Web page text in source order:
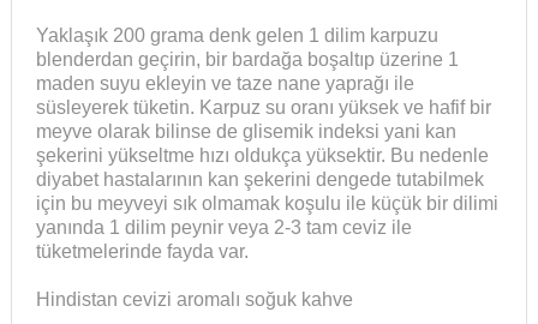
Yaklaşık 200 grama denk gelen 1 dilim karpuzu
blenderdan geçirin, bir bardağa boşaltıp üzerine 1
maden suyu ekleyin ve taze nane yaprağı ile
süsleyerek tüketin. Karpuz su oranı yüksek ve hafif bir
meyve olarak bilinse de glisemik indeksi yani kan
şekerini yükseltme hızı oldukça yüksektir. Bu nedenle
diyabet hastalarının kan şekerini dengede tutabilmek
için bu meyveyi sık olmamak koşulu ile küçük bir dilimi
yanında 1 dilim peynir veya 2-3 tam ceviz ile
tüketmelerinde fayda var.
Hindistan cevizi aromalı soğuk kahve